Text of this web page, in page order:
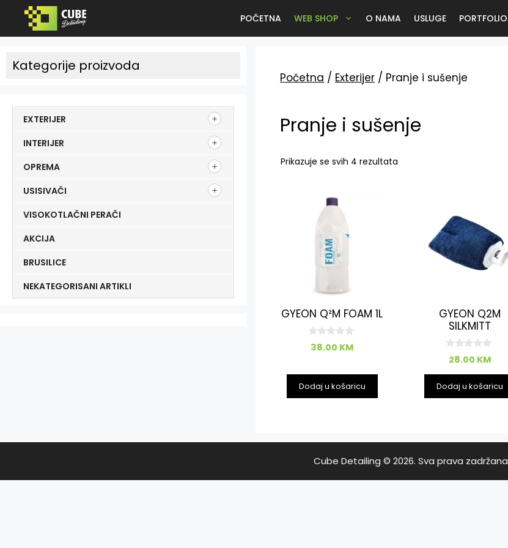
POČETNA WEB SHOP O NAMA USLUGE PORTFOLIO
Početna / Exterijer / Pranje i sušenje
Pranje i sušenje
Prikazuje se svih 4 rezultata
GYEON Q²M FOAM 1L
0
o38.00 KM
Dodaj u košaricu
GYEON Q2M
SILKMITT
0
o
d
28.00 KM
Dodaj u košaricu
Kategorije proizvoda
EXTERIJER
INTERIJER
OPREMA
USISIVAČI
VISOKOTLAČNI PERAČI
AKCIJA
BRUSILICE
NEKATEGORISANI ARTIKLI
Cube Detailing © 2026. Sva prava zadržana